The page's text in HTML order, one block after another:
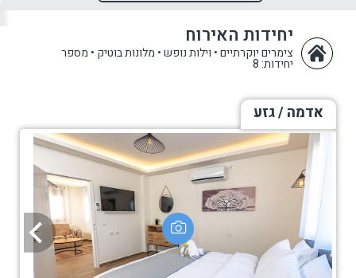
יחידות האירוח
צימרים יוקרתיים • וילות נופש • מלונות בוטיק • מספר
יחידות: 8
אדמה / גזע